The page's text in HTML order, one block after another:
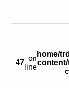
/home/
on
line
47